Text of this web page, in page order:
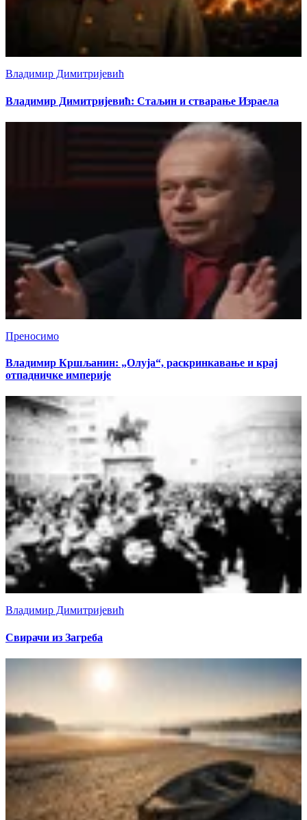
Владимир Димитријевић
Владимир Димитријевић: Стаљин и стварање Израела
Преносимо
Владимир Кршљанин: „Олуја“, раскринкавање и крај
отпадничке империје
Владимир Димитријевић
Свирачи из Загреба